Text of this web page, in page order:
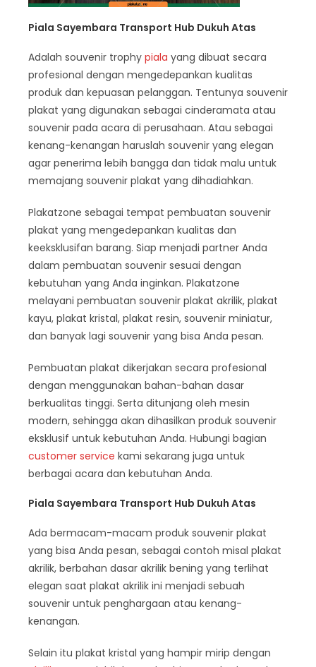
Piala Sayembara Transport Hub Dukuh Atas
Adalah souvenir trophy piala yang dibuat secara
profesional dengan mengedepankan kualitas
produk dan kepuasan pelanggan. Tentunya souvenir
plakat yang digunakan sebagai cinderamata atau
souvenir pada acara di perusahaan. Atau sebagai
kenang-kenangan haruslah souvenir yang elegan
agar penerima lebih bangga dan tidak malu untuk
memajang souvenir plakat yang dihadiahkan.
Plakatzone sebagai tempat pembuatan souvenir
plakat yang mengedepankan kualitas dan
keeksklusifan barang. Siap menjadi partner Anda
dalam pembuatan souvenir sesuai dengan
kebutuhan yang Anda inginkan. Plakatzone
melayani pembuatan souvenir plakat akrilik, plakat
kayu, plakat kristal, plakat resin, souvenir miniatur,
dan banyak lagi souvenir yang bisa Anda pesan.
Pembuatan plakat dikerjakan secara profesional
dengan menggunakan bahan-bahan dasar
berkualitas tinggi. Serta ditunjang oleh mesin
modern, sehingga akan dihasilkan produk souvenir
eksklusif untuk kebutuhan Anda. Hubungi bagian
customer service kami sekarang juga untuk
berbagai acara dan kebutuhan Anda.
Piala Sayembara Transport Hub Dukuh Atas
Ada bermacam-macam produk souvenir plakat
yang bisa Anda pesan, sebagai contoh misal plakat
akrilik, berbahan dasar akrilik bening yang terlihat
elegan saat plakat akrilik ini menjadi sebuah
souvenir untuk penghargaan atau kenang-
kenangan.
Selain itu plakat kristal yang hampir mirip dengan